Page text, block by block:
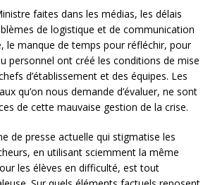
faites dans les médias, les délais
de logistique et de communication
le manque de temps pour réfléchir, pour
personnel ont créé les conditions de mise
d’établissement et des équipes. Les
qu’on nous demande d’évaluer, ne sont
de cette mauvaise gestion de la crise.
de presse actuelle qui stigmatise les
en utilisant sciemment la même
les élèves en difficulté, est tout